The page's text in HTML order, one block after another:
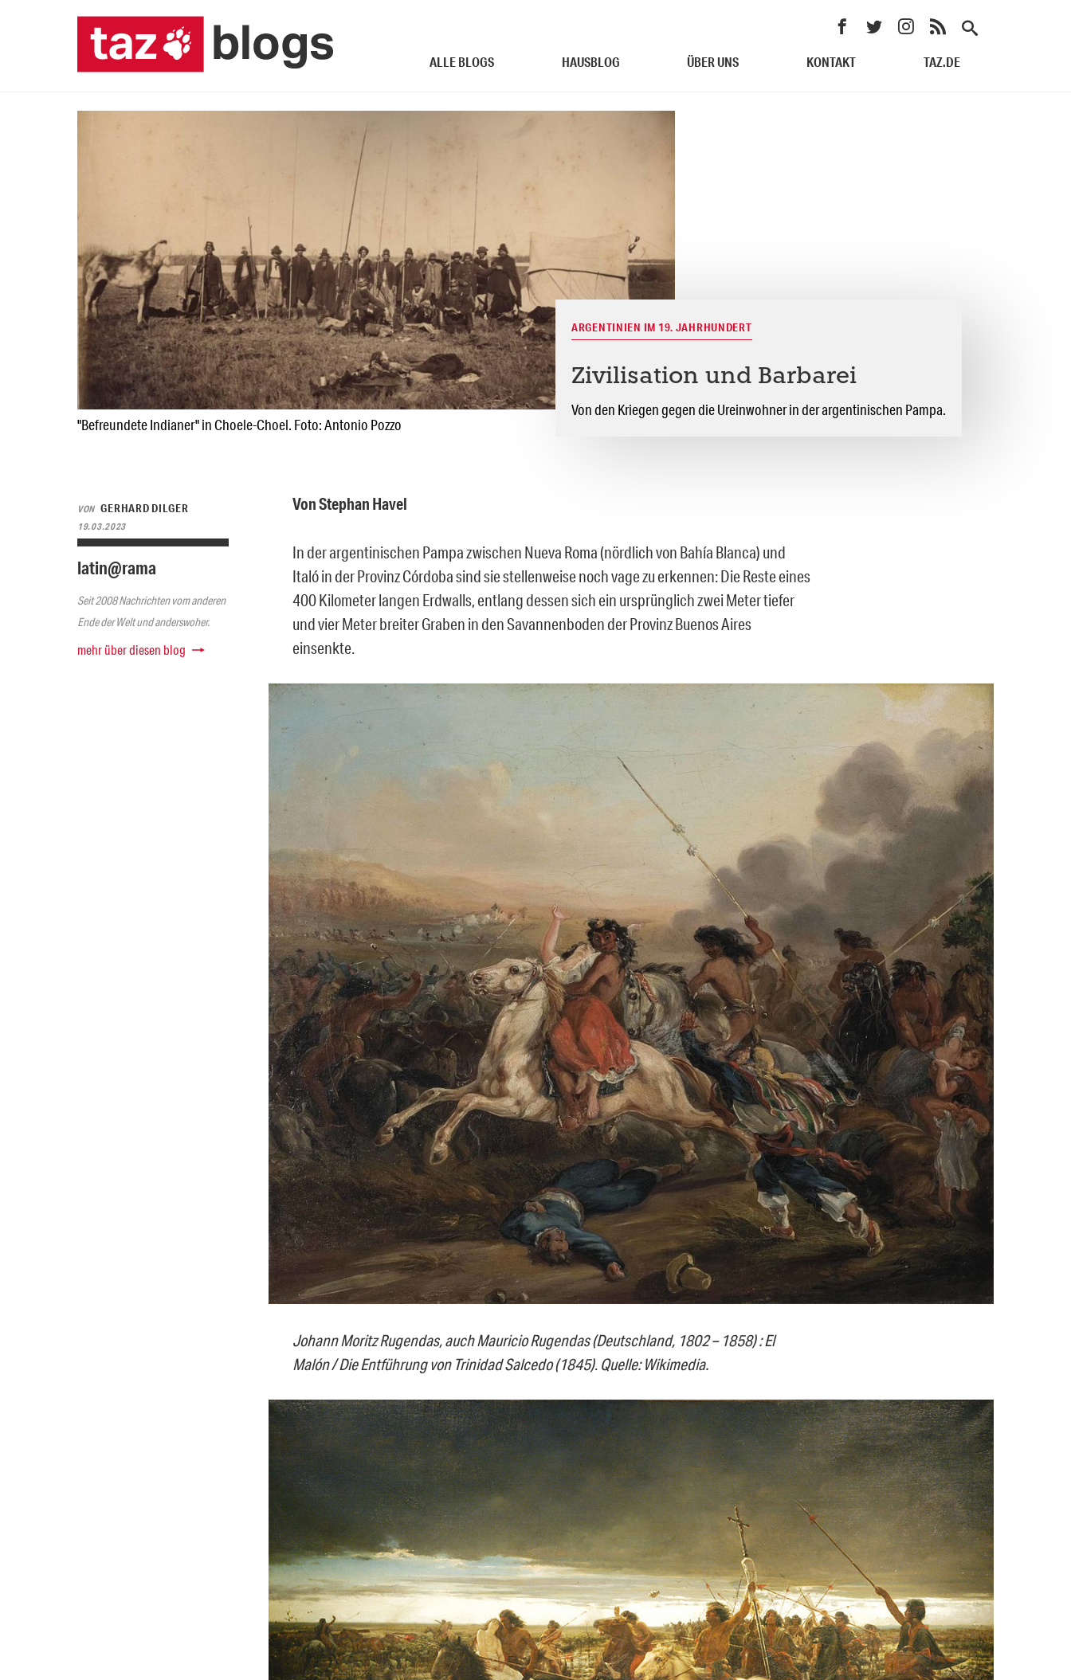
ALLE BLOGS HAUSBLOG ÜBER UNS KONTAKT TAZ.DE
"Befreundete Indianer" in Choele-Choel. Foto: Antonio Pozzo
ARGENTINIEN IM 19. JAHRHUNDERT
Zivilisation und Barbarei
Von den Kriegen gegen die Ureinwohner in der argentinischen Pampa.
VON GERHARD DILGER
19.03.2023
latin@rama
Seit 2008 Nachrichten vom anderen
Ende der Welt und anderswoher.
mehr über diesen blog
Von Stephan Havel
In der argentinischen Pampa zwischen Nueva Roma (nördlich von Bahía Blanca) und
Italó in der Provinz Córdoba sind sie stellenweise noch vage zu erkennen: Die Reste eines
400 Kilometer langen Erdwalls, entlang dessen sich ein ursprünglich zwei Meter tiefer
und vier Meter breiter Graben in den Savannenboden der Provinz Buenos Aires
einsenkte.
Johann Moritz Rugendas, auch Mauricio Rugendas (Deutschland, 1802 – 1858) : El
Malón / Die Entführung von Trinidad Salcedo (1845). Quelle: Wikimedia.